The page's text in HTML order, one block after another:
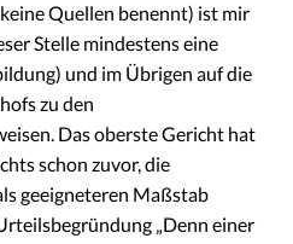
Quellen benennt) ist mir
Stelle mindestens eine
und im Übrigen auf die
zu den
Das oberste Gericht hat
schon zuvor, die
geeigneteren Maßstab
„Denn einer